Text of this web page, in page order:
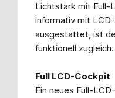
Lichtstark mit Full-
informativ mit
ausgestattet, ist
funktionell zugleich.
Full LCD-Cockpit
Ein neues Full-